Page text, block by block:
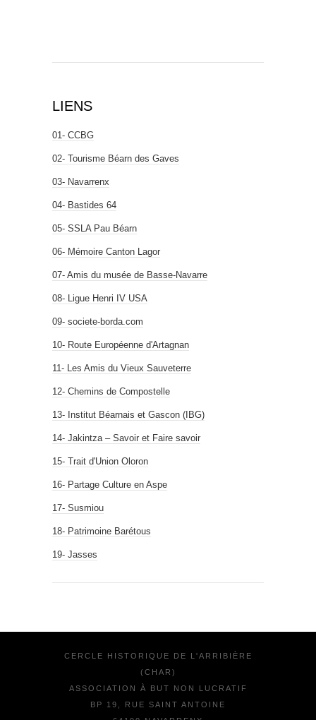
LIENS
01- CCBG
02- Tourisme Béarn des Gaves
03- Navarrenx
04- Bastides 64
05- SSLA Pau Béarn
06- Mémoire Canton Lagor
07- Amis du musée de Basse-Navarre
08- Ligue Henri IV USA
09- societe-borda.com
10- Route Européenne d'Artagnan
11- Les Amis du Vieux Sauveterre
12- Chemins de Compostelle
13- Institut Béarnais et Gascon (IBG)
14- Jakintza – Savoir et Faire savoir
15- Trait d'Union Oloron
16- Partage Culture en Aspe
17- Susmiou
18- Patrimoine Barétous
19- Jasses
CERCLE HISTORIQUE DE L'ARRIBIÈRE
(CHAR)
ASSOCIATION À BUT NON LUCRATIF
BP 19, RUE SAINT ANTOINE